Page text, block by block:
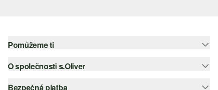
Pomůžeme ti
Nápověda – často kladené otázky
Nápověda k velikostem
O společnosti s.Oliver
Newsletter
Bezpečná platba